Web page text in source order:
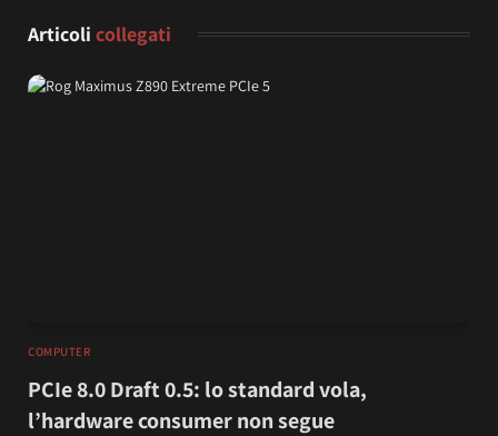
Articoli collegati
COMPUTER
PCIe 8.0 Draft 0.5: lo standard vola,
l’hardware consumer non segue